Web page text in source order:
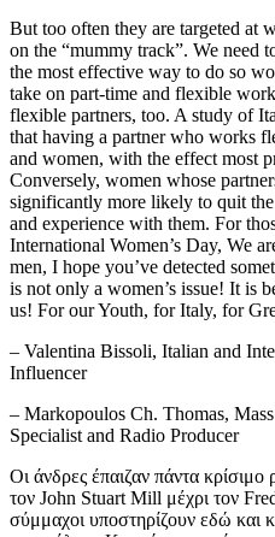
But too often they are targeted at
on the “mummy track”. We need
the most effective way to do so
take on part-time and flexible
flexible partners, too. A study of
that having a partner who works
and women, with the effect most
Conversely, women whose
significantly more likely to quit
and experience with them. For
International Women’s Day, We
men, I hope you’ve detected
is not only a women’s issue! It is
us! For our Youth, for Italy, for
– Valentina Bissoli, Italian and
Influencer
– Markopoulos Ch. Thomas,
Specialist and Radio Producer
Οι άνδρες έπαιζαν πάντα
τον John Stuart Mill μέχρι τον
σύμμαχοι υποστηρίζουν εδώ και